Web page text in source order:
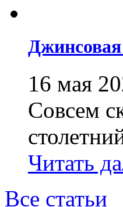
16 мая
Совсем
Читать
Все статьи